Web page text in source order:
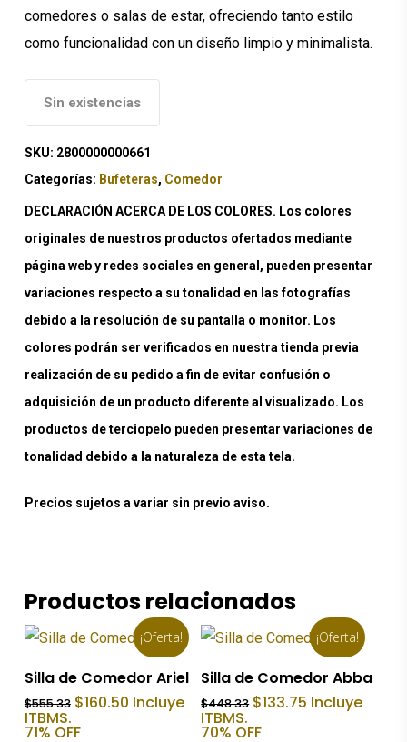
comedores o salas de estar, ofreciendo tanto estilo
como funcionalidad con un diseño limpio y minimalista.
Sin existencias
SKU: 2800000000661
Categorías: Bufeteras, Comedor
DECLARACIÓN ACERCA DE LOS COLORES. Los colores
originales de nuestros productos ofertados mediante
página web y redes sociales en general, pueden presentar
variaciones respecto a su tonalidad en las fotografías
debido a la resolución de su pantalla o monitor. Los
colores podrán ser verificados en nuestra tienda previa
realización de su pedido a fin de evitar confusión o
adquisición de un producto diferente al visualizado. Los
productos de terciopelo pueden presentar variaciones de
tonalidad debido a la naturaleza de esta tela.
Precios sujetos a variar sin previo aviso.
Productos relacionados
¡Oferta!
Añadir Al Carrito
Silla de Comedor Ariel
$555.33 El
original
$160.50El
precio
Incluye
ITBMS.
71% OFF
¡Oferta!
Añadir Al Carrito
Silla de Comedor Abba
$448.33 El
original
$133.75 El
precio
Incluye
ITBMS.
70% OFF